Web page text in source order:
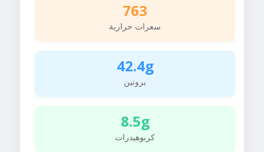
763
سعرات حرارية
42.4g
بروتين
8.5g
كربوهيدرات